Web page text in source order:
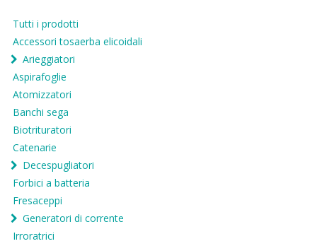
Tutti i prodotti
Accessori tosaerba elicoidali
Arieggiatori
Aspirafoglie
Atomizzatori
Banchi sega
Biotrituratori
Catenarie
Decespugliatori
Forbici a batteria
Fresaceppi
Generatori di corrente
Irroratrici